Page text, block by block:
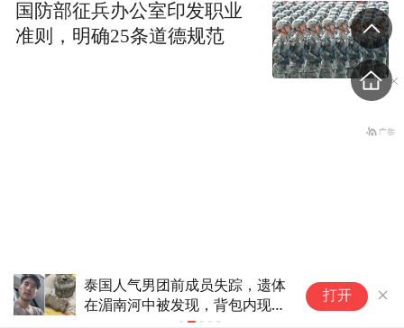
泰国人气男团前成员失踪，遗体
在湄南河中被发现，背包内现
打开
国防部征兵办公室印发职业
准则，明确25条道德规范